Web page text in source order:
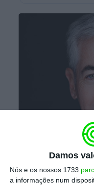
Damos
Nós e os nossos 1733
a informações num
Para Bill Hackman,
criar uma plataforma de
num negócio segurador
com o modelo da